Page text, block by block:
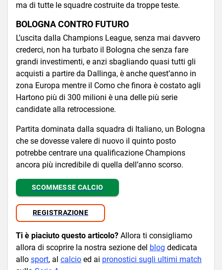
ma di tutte le squadre costruite da troppe teste.
BOLOGNA CONTRO FUTURO
L’uscita dalla Champions League, senza mai davvero
crederci, non ha turbato il Bologna che senza fare
grandi investimenti, e anzi sbagliando quasi tutti gli
acquisti a partire da Dallinga, è anche quest’anno in
zona Europa mentre il Como che finora è costato agli
Hartono più di 300 milioni è una delle più serie
candidate alla retrocessione.
Partita dominata dalla squadra di Italiano, un Bologna
che se dovesse valere di nuovo il quinto posto
potrebbe centrare una qualificazione Champions
ancora più incredibile di quella dell’anno scorso.
SCOMMESSE CALCIO
REGISTRAZIONE
Ti è piaciuto questo articolo? Allora ti consigliamo
allora di scoprire la nostra sezione del blog dedicata
allo sport, al calcio ed ai pronostici sugli ultimi match